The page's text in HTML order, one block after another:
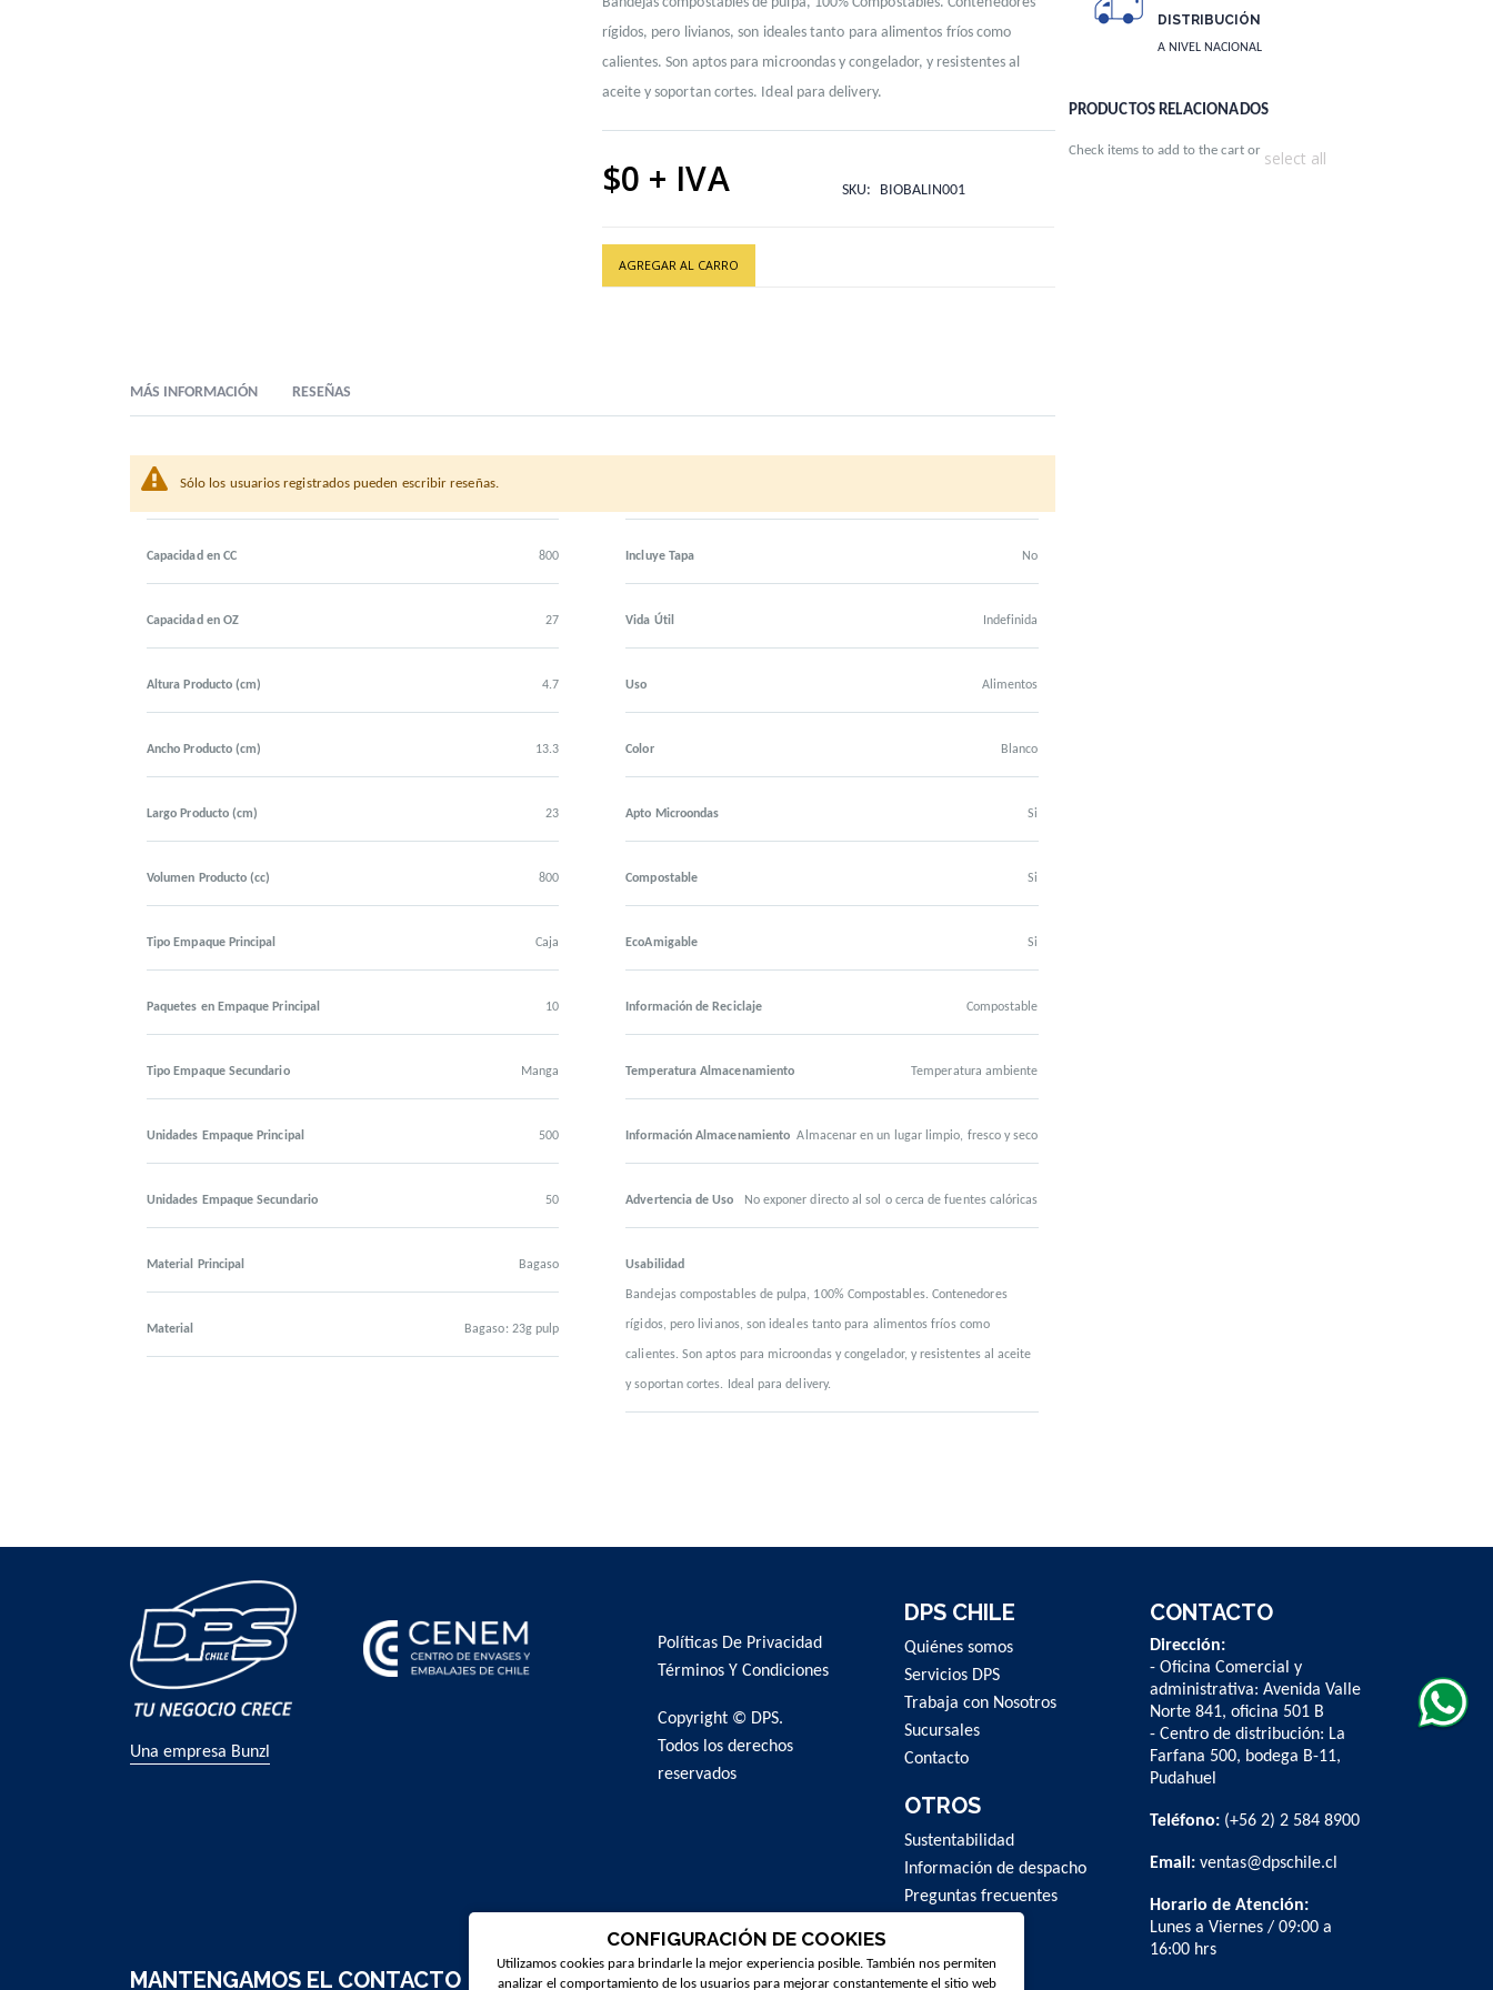
rígidos, pero livianos, son ideales tanto para alimentos fríos como
calientes. Son aptos para microondas y congelador, y resistentes al
aceite y soportan cortes. Ideal para delivery.
$0 SKU BIOBALIN001
AGREGAR AL CARRO
MÁS INFORMACIÓN
Descripción Comercial BANDEJA COMPOSTABLE 800 CC
Capacidad en CC 800
Capacidad en OZ 27
Altura Producto (cm) 4.7
Ancho Producto (cm) 13.3
Largo Producto (cm) 23
Volumen Producto (cc) 800
Tipo Empaque Principal Caja
Paquetes en Empaque Principal 10
Tipo Empaque Secundario Manga
Unidades Empaque Principal 500
Unidades Empaque Secundario 50
Material Principal Bagaso
Material Bagaso: 23g pulp
Incluye Tapa No
Vida Útil Indefinida
Uso Alimentos
Color Blanco
Apto Microondas Si
Compostable Si
EcoAmigable Si
Información de Reciclaje Compostable
Temperatura Almacenamiento Temperatura ambiente
Información Almacenamiento Almacenar en un lugar limpio, fresco y seco
Advertencia de Uso No exponer directo al sol o cerca de fuentes calóricas
Usabilidad
Bandejas compostables de pulpa, 100% Compostables. Contenedores
rígidos, pero livianos, son ideales tanto para alimentos fríos como
calientes. Son aptos para microondas y congelador, y resistentes al aceite
y soportan cortes. Ideal para delivery.
RESEÑAS
Sólo los usuarios registrados pueden escribir reseñas.
DISTRIBUCIÓN
A NIVEL NACIONAL
PRODUCTOS RELACIONADOS
Check items to add to the cart or select all
Una empresa Bunzl
MANTENGAMOS EL CONTACTO
Políticas De Privacidad
Términos Y Condiciones
Copyright © DPS.
Todos los derechos
reservados
DPS CHILE
Quiénes somos
Servicios DPS
Trabaja con Nosotros
Sucursales
Contacto
OTROS
Sustentabilidad
Información de despacho
Preguntas frecuentes
CONTACTO
Dirección:
- Oficina Comercial y
administrativa: Avenida Valle
Norte 841, oficina 501 B
- Centro de distribución: La
Farfana 500, bodega B-11,
Pudahuel
Teléfono: (+56 2) 2 584 8900
Email: ventas@dpschile.cl
Horario de Atención:
Lunes a Viernes / 09:00 a
16:00 hrs
CONFIGURACIÓN DE COOKIES
Utilizamos cookies para brindarle la mejor experiencia posible. También nos permiten
analizar el comportamiento de los usuarios para mejorar constantemente el sitio web